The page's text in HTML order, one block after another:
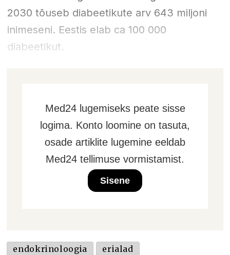
2030 tõuseb diabeetikute arv 643 miljoni
inimeseni. Eestis elab ca 100 000
diabeetikut.
Med24 lugemiseks peate sisse
logima. Konto loomine on tasuta,
osade artiklite lugemine eeldab
Med24 tellimuse vormistamist.
Sisene
endokrinoloogia
erialad